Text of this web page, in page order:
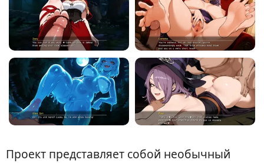
Проект представляет собой необычный